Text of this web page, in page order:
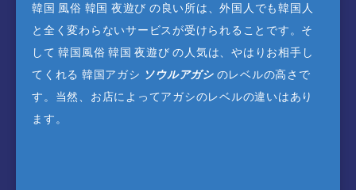
韓国 風俗 韓国 夜遊び の良い所は、外国人でも韓国人
と全く変わらないサービスが受けられることです。そ
して 韓国風俗 韓国 夜遊び の人気は、やはりお相手し
てくれる 韓国アガシ ソウルアガシのレベルの高さで
す。当然、お店によってアガシのレベルの違いはあり
ます。